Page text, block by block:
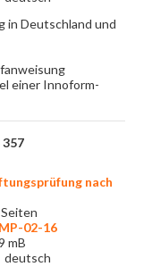
in Deutschland und
einer Innoform-
nach
MP-02-16
mB
deutsch